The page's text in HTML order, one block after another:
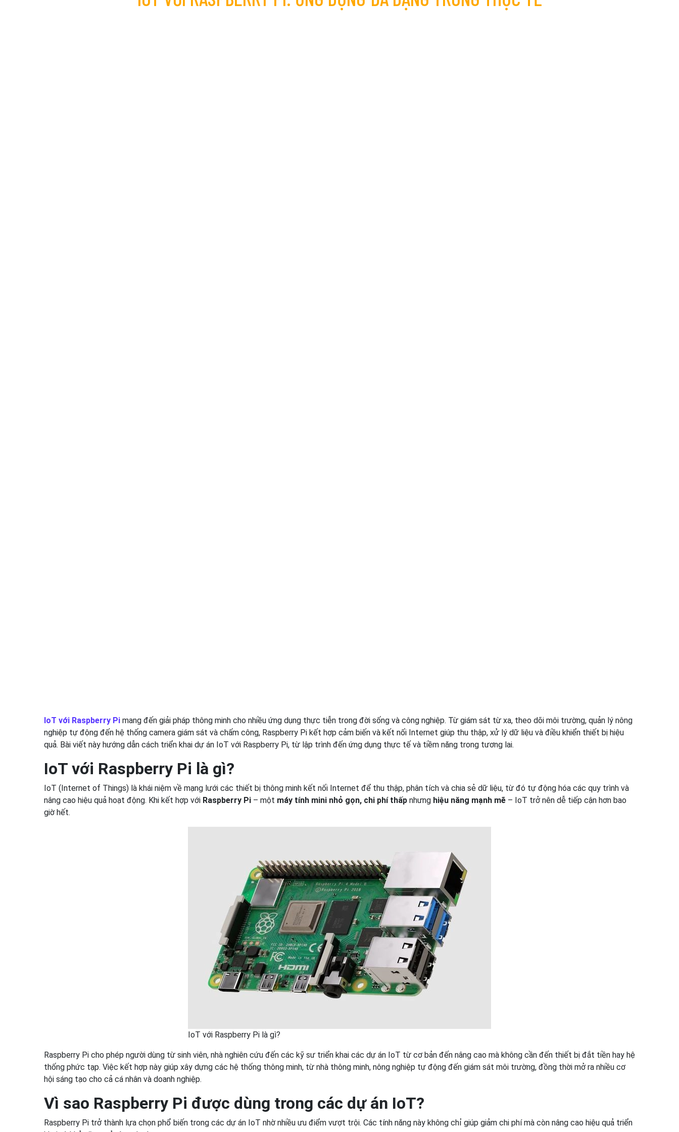
IoT với Raspberry Pi mang đến giải pháp thông minh cho nhiều ứng dụng thực tiễn trong đời sống và công nghiệp. Từ giám sát từ xa, theo dõi môi trường, quản lý nông
nghiệp tự động đến hệ thống camera giám sát và chấm công, Raspberry Pi kết hợp cảm biến và kết nối Internet giúp thu thập, xử lý dữ liệu và điều khiển thiết bị hiệu
quả. Bài viết này hướng dẫn cách triển khai dự án IoT với Raspberry Pi, từ lập trình đến ứng dụng thực tế và tiềm năng trong tương lai.
IoT với Raspberry Pi là gì?
IoT (Internet of Things) là khái niệm về mạng lưới các thiết bị thông minh kết nối Internet để thu thập, phân tích và chia sẻ dữ liệu, từ đó tự động hóa các quy trình và
nâng cao hiệu quả hoạt động. Khi kết hợp với Raspberry Pi – một máy tính mini nhỏ gọn, chi phí thấp nhưng hiệu năng mạnh mẽ – IoT trở nên dễ tiếp cận hơn bao
giờ hết.
IoT với Raspberry Pi là gì?
Raspberry Pi cho phép người dùng từ sinh viên, nhà nghiên cứu đến các kỹ sư triển khai các dự án IoT từ cơ bản đến nâng cao mà không cần đến thiết bị đắt tiền hay hệ
thống phức tạp. Việc kết hợp này giúp xây dựng các hệ thống thông minh, từ nhà thông minh, nông nghiệp tự động đến giám sát môi trường, đồng thời mở ra nhiều cơ
hội sáng tạo cho cả cá nhân và doanh nghiệp.
Vì sao Raspberry Pi được dùng trong các dự án IoT?
Raspberry Pi trở thành lựa chọn phổ biến trong các dự án IoT nhờ nhiều ưu điểm vượt trội. Các tính năng này không chỉ giúp giảm chi phí mà còn nâng cao hiệu quả triển